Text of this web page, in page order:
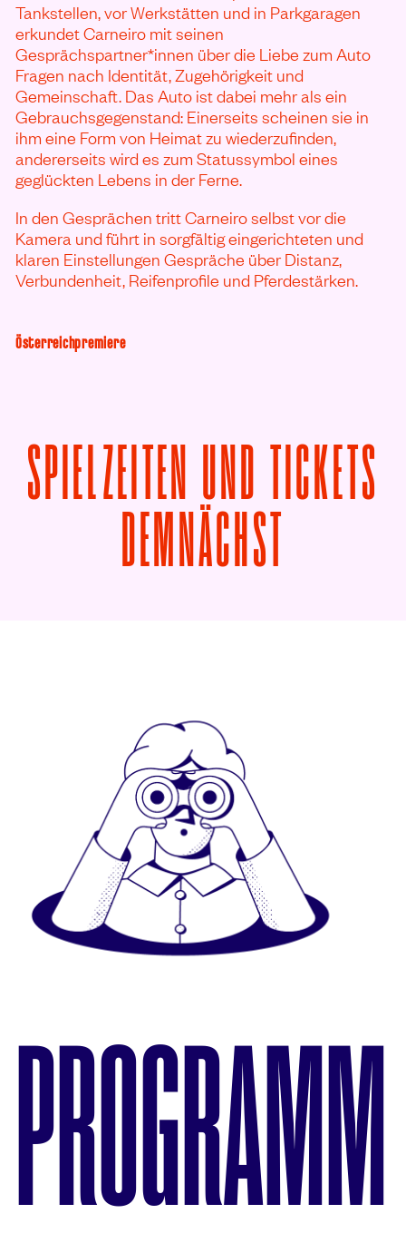
Tankstellen, vor Werkstätten und in Parkgaragen
erkundet Carneiro mit seinen
Gesprächspartner*innen über die Liebe zum Auto
Fragen nach Identität, Zugehörigkeit und
Gemeinschaft. Das Auto ist dabei mehr als ein
Gebrauchsgegenstand: Einerseits scheinen sie in
ihm eine Form von Heimat zu wiederzufinden,
andererseits wird es zum Statussymbol eines
geglückten Lebens in der Ferne.
In den Gesprächen tritt Carneiro selbst vor die
Kamera und führt in sorgfältig eingerichteten und
klaren Einstellungen Gespräche über Distanz,
Verbundenheit, Reifenprofile und Pferdestärken.
Österreichpremiere
SPIELZEITEN UND TICKETS
DEMNÄCHST
PROGRAMM